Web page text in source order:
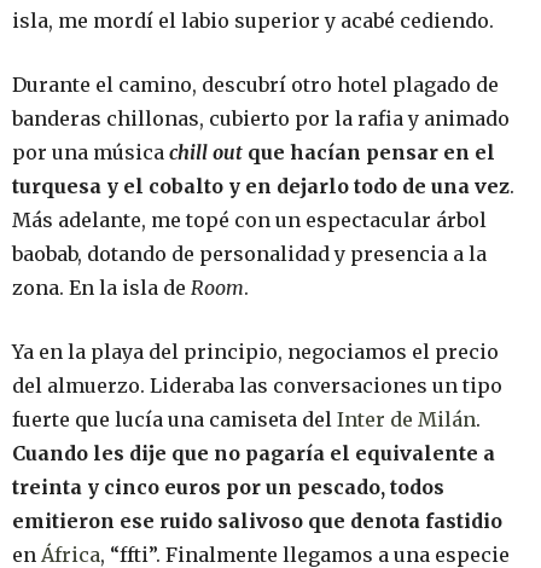
isla, me mordí el labio superior y acabé cediendo.
Durante el camino, descubrí otro hotel plagado de
banderas chillonas, cubierto por la rafia y animado
por una música chill out que hacían pensar en el
turquesa y el cobalto y en dejarlo todo de una vez.
Más adelante, me topé con un espectacular árbol
baobab, dotando de personalidad y presencia a la
zona. En la isla de Room.
Ya en la playa del principio, negociamos el precio
del almuerzo. Lideraba las conversaciones un tipo
fuerte que lucía una camiseta del Inter de Milán.
Cuando les dije que no pagaría el equivalente a
treinta y cinco euros por un pescado, todos
emitieron ese ruido salivoso que denota fastidio
en África, “ffti”. Finalmente llegamos a una especie